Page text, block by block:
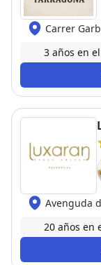
Carrer
3 años en
Avenguda
20 años en